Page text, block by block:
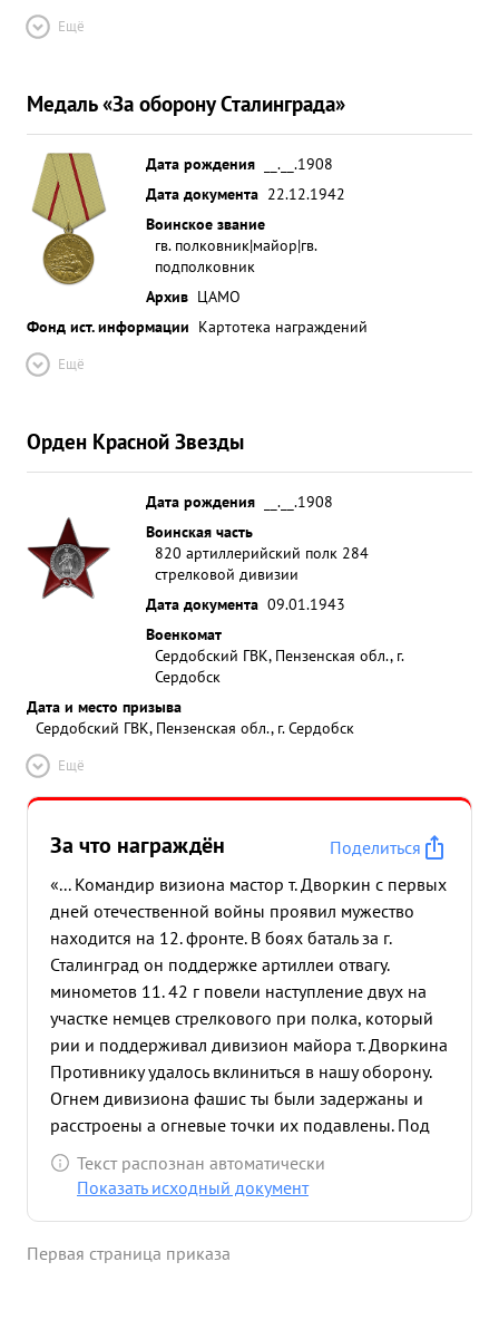
Ещё
Медаль «За оборону Сталинграда»
Дата рождения
__.__.1908
Дата документа 22.12.1942
Воинское звание
гв. полковник|майор|гв.
подполковник
Архив ЦАМО
Фонд ист. информации Картотека награждений
Ещё
Орден Красной Звезды
Дата рождения
__.__.1908
Воинская часть
820 артиллерийский полк 284
стрелковой дивизии
Дата документа 09.01.1943
Военкомат
Сердобский ГВК, Пензенская обл., г.
Сердобск
Дата и место призыва
Сердобский ГВК, Пензенская обл., г. Сердобск
Ещё
За что награждён
Поделиться
«... Командир визиона мастор т. Дворкин с первых
дней отечественной войны проявил мужество
находится на 12. фронте. В боях баталь за г.
Сталинград он поддержке артиллеи отвагу.
минометов 11. 42 г повели наступление двух на
участке немцев стрелкового при полка, который
рии и поддерживал дивизион майора т. Дворкина
Противнику удалось вклиниться в нашу оборону.
Огнем дивизиона фашис ты были задержаны и
расстроены а огневые точки их подавлены. Под
прикрыти для огня дивизиона наша пехота
перешла в контратаку и от бросила противника
боевые порядки нашей пехоты Группа
Текст распознан автоматически
Показать исходный документ
Первая страница приказа